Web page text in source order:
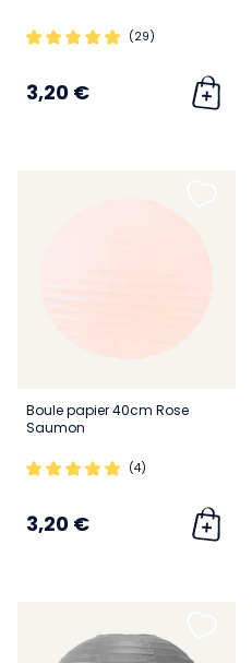
(29)
3,20 €
Boule papier 40cm Rose
Saumon
(4)
3,20 €